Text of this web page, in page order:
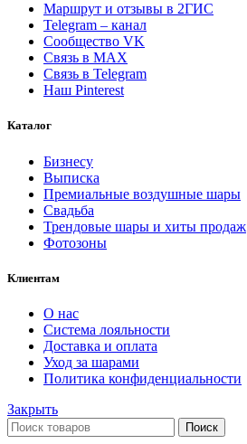
Маршрут и отзывы в 2ГИС
Telegram – канал
Сообщество VK
Связь в MAX
Связь в Telegram
Наш Pinterest
Каталог
Бизнесу
Выписка
Премиальные воздушные шары
Свадьба
Трендовые шары и хиты продаж
Фотозоны
Клиентам
О нас
Система лояльности
Доставка и оплата
Уход за шарами
Политика конфиденциальности
Закрыть
Поиск